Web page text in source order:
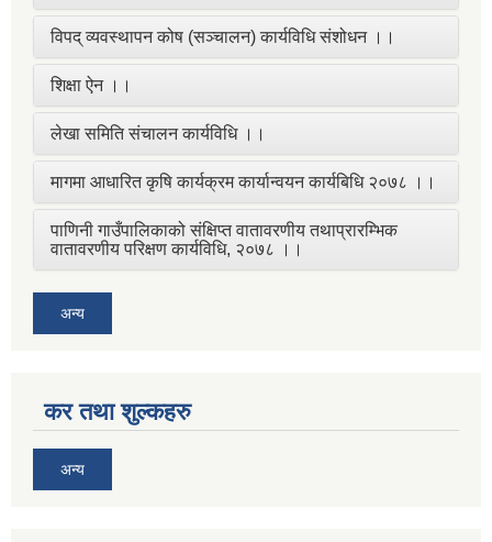
विपद् व्यवस्थापन कोष (सञ्चालन) कार्यविधि संशोधन ।।
शिक्षा ऐन ।।
लेखा समिति संचालन कार्यविधि ।।
मागमा आधारित कृषि कार्यक्रम कार्यान्वयन कार्यबिधि २०७८ ।।
पाणिनी गाउँपालिकाको संक्षिप्त वातावरणीय तथाप्रारम्भिक
वातावरणीय परिक्षण कार्यविधि, २०७८ ।।
अन्य
कर तथा शुल्कहरु
अन्य